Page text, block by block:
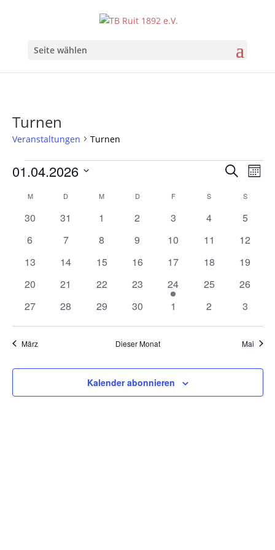
Seite wählen
Turnen
Veranstaltungen Turnen
Veranstaltungen
und
Suche
01.04.2026
wählen.
Kalender
von
MMONTAG D DIENSTAGM MITTWOCH
DDONNERSTAG
FFREITAG S SAMSTAGS
0
30
0
31
0
1
0
2
0
3
0
4
0
5
0
6
0
7
0
8
0
9
0
10
0
11
0
12
0
13
0
14
0
15
0
16
0
17
0
18
0
19
0
20
0
21
0
22
0
Veranstaltungen
23
1
Veranstaltung
24
0
25
0
26
0
27
0
28
0
29
0
30
0
1
0
2
0
3
März Dieser Monat Mai
Kalender abonnieren